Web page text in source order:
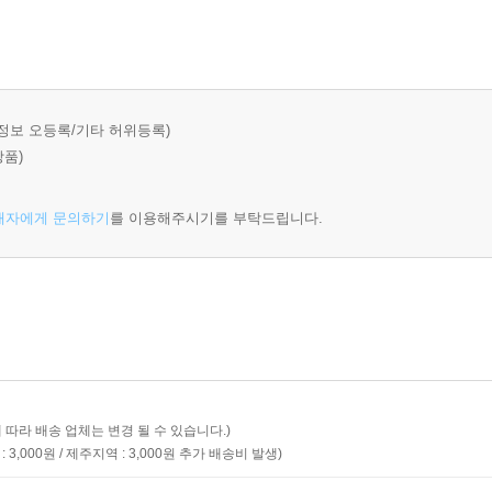
보 오등록/기타 허위등록)
품)
자에게 문의하기 를 이용해주시기를 부탁드립니다.
라 배송 업체는 변경 될 수 있습니다.)
3,000원
제주지역 : 3,000원 추가 배송비 발생)